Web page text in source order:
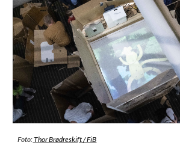
Foto:Thor Brødreskift / FiB